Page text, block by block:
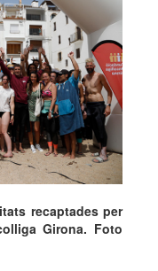
recaptades per
Girona. Foto